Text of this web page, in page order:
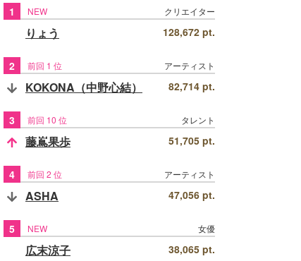
1 NEW クリエイター
りょう 128,672 pt.
2 前回 1 位 アーティスト
KOKONA（中野心結） 82,714 pt.
3 前回 10 位 タレント
藤嶌果歩 51,705 pt.
4 前回 2 位 アーティスト
ASHA 47,056 pt.
5 NEW 女優
広末涼子 38,065 pt.